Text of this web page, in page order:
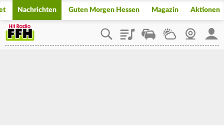
Nachrichten Guten Morgen Hessen Magazin Aktionen
PlaylistStaupilotWetterWebcam